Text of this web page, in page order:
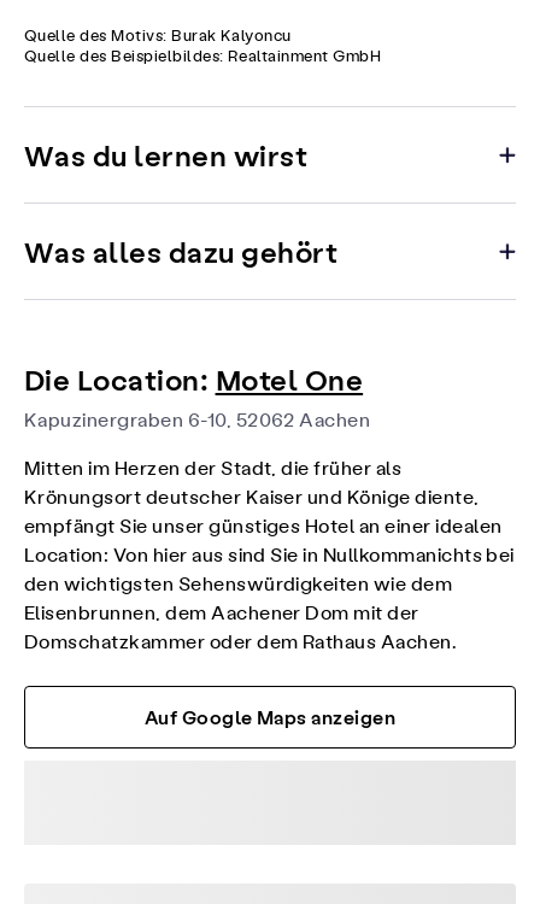
Quelle des Motivs: Burak Kalyoncu
Quelle des Beispielbildes: Realtainment GmbH
Was du lernen wirst
Was alles dazu gehört
Die Location: Motel One
Kapuzinergraben 6-10, 52062 Aachen
Mitten im Herzen der Stadt, die früher als
Krönungsort deutscher Kaiser und Könige diente,
empfängt Sie unser günstiges Hotel an einer idealen
Location: Von hier aus sind Sie in Nullkommanichts bei
den wichtigsten Sehenswürdigkeiten wie dem
Elisenbrunnen, dem Aachener Dom mit der
Domschatzkammer oder dem Rathaus Aachen.
Auf Google Maps anzeigen